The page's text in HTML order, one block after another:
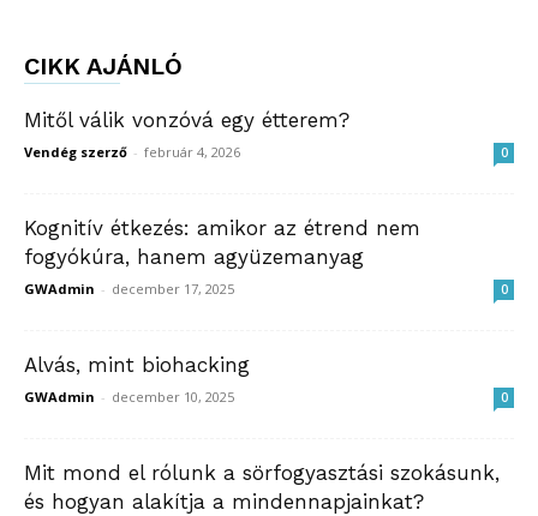
CIKK AJÁNLÓ
Mitől válik vonzóvá egy étterem?
Vendég szerző - február 4, 2026 0
Kognitív étkezés: amikor az étrend nem
fogyókúra, hanem agyüzemanyag
GWAdmin - december 17, 2025 0
Alvás, mint biohacking
GWAdmin - december 10, 2025 0
Mit mond el rólunk a sörfogyasztási szokásunk,
és hogyan alakítja a mindennapjainkat?